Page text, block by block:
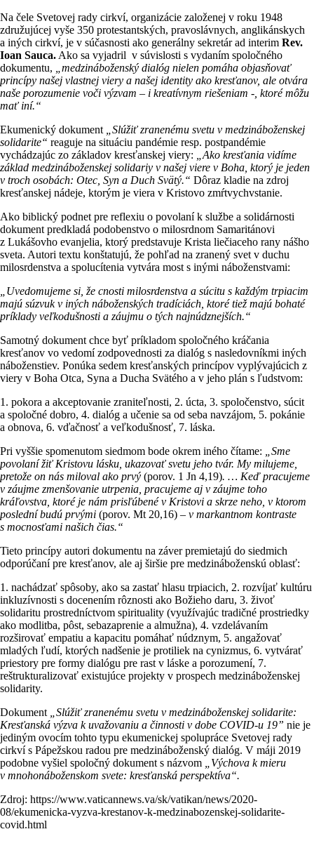
Na čele Svetovej rady cirkví, organizácie založenej v roku 1948
združujúcej vyše 350 protestantských, pravoslávnych, anglikánskych
a iných cirkví, je v súčasnosti ako generálny sekretár ad interim Rev.
Ioan Sauca. Ako sa vyjadril v súvislosti s vydaním spoločného
dokumentu,
„medzináboženský dialóg nielen pomáha objasňovať
princípy našej vlastnej viery a našej identity ako kresťanov, ale otvára
naše porozumenie voči výzvam – i kreatívnym riešeniam -, ktoré môžu
mať iní.“
Ekumenický dokument
„Slúžiť zranenému svetu v medzináboženskej
solidarite“ reaguje na situáciu pandémie resp. postpandémie
vychádzajúc zo základov kresťanskej viery:
„Ako kresťania vidíme
základ medzináboženskej solidariy v našej viere v Boha, ktorý je jeden
v troch osobách: Otec, Syn a Duch Svätý.“ Dôraz kladie na zdroj
kresťanskej nádeje, ktorým je viera v Kristovo zmŕtvychvstanie.
Ako biblický podnet pre reflexiu o povolaní k službe a solidárnosti
dokument predkladá podobenstvo o milosrdnom Samaritánovi
z Lukášovho evanjelia, ktorý predstavuje Krista liečiaceho rany nášho
sveta. Autori textu konštatujú, že pohľad na zranený svet v duchu
milosrdenstva a spolucítenia vytvára most s inými náboženstvami:
„Uvedomujeme si, že cnosti milosrdenstva a súcitu s každým trpiacim
majú súzvuk v iných náboženských tradíciách, ktoré tiež majú bohaté
príklady veľkodušnosti a záujmu o tých najnúdznejších.“
Samotný dokument chce byť príkladom spoločného kráčania
kresťanov vo vedomí zodpovednosti za dialóg s nasledovníkmi iných
náboženstiev. Ponúka sedem kresťanských princípov vyplývajúcich z
viery v Boha Otca, Syna a Ducha Svätého a v jeho plán s ľudstvom:
1. pokora a akceptovanie zraniteľnosti, 2. úcta, 3. spoločenstvo, súcit
a spoločné dobro, 4. dialóg a učenie sa od seba navzájom, 5. pokánie
a obnova, 6. vďačnosť a veľkodušnosť, 7. láska.
Pri vyššie spomenutom siedmom bode okrem iného čítame: „Sme
povolaní žiť Kristovu lásku, ukazovať svetu jeho tvár. My milujeme,
pretože on nás miloval ako prvý (porov. 1 Jn 4,19). … Keď pracujeme
v záujme zmenšovanie utrpenia, pracujeme aj v záujme toho
kráľovstva, ktoré je nám prisľúbené v Kristovi a skrze neho, v ktorom
poslední budú prvými (porov. Mt 20,16) – v markantnom kontraste
s mocnosťami našich čias.“
Tieto princípy autori dokumentu na záver premietajú do siedmich
odporúčaní pre kresťanov, ale aj širšie pre medzináboženskú oblasť:
1. nachádzať spôsoby, ako sa zastať hlasu trpiacich, 2. rozvíjať kultúru
inkluzívnosti s docenením rôznosti ako Božieho daru, 3. živoť
solidaritu prostredníctvom spirituality (využívajúc tradičné prostriedky
ako modlitba, pôst, sebazaprenie a almužna), 4. vzdelávaním
rozširovať empatiu a kapacitu pomáhať núdznym, 5. angažovať
mladých ľudí, ktorých nadšenie je protiliek na cynizmus, 6. vytvárať
priestory pre formy dialógu pre rast v láske a porozumení, 7.
reštrukturalizovať existujúce projekty v prospech medzináboženskej
solidarity.
Dokument
„Slúžiť zranenému svetu v medzináboženskej solidarite:
Kresťanská výzva k uvažovaniu a činnosti v dobe COVID-u 19” nie je
jediným ovocím tohto typu ekumenickej spolupráce Svetovej rady
cirkví s Pápežskou radou pre medzináboženský dialóg. V máji 2019
podobne vyšiel spoločný dokument s názvom
„Výchova k mieru
v mnohonáboženskom svete: kresťanská perspektíva“.
Zdroj: https://www.vaticannews.va/sk/vatikan/news/2020-
08/ekumenicka-vyzva-krestanov-k-medzinabozenskej-solidarite-
covid.html